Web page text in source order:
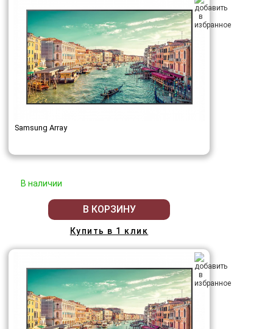
Samsung Array
В наличии
В КОРЗИНУ
Купить в 1 клик